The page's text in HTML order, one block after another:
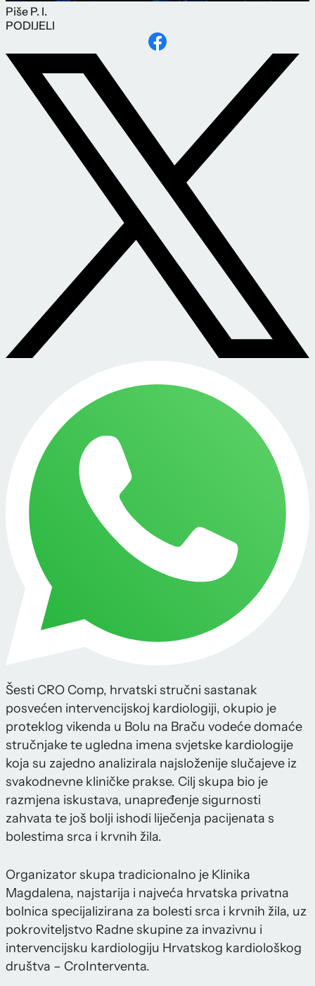
Piše P. I.
PODIJELI
Šesti CRO Comp, hrvatski stručni sastanak
posvećen intervencijskoj kardiologiji, okupio je
proteklog vikenda u Bolu na Braču vodeće domaće
stručnjake te ugledna imena svjetske kardiologije
koja su zajedno analizirala najsloženije slučajeve iz
svakodnevne kliničke prakse. Cilj skupa bio je
razmjena iskustava, unapređenje sigurnosti
zahvata te još bolji ishodi liječenja pacijenata s
bolestima srca i krvnih žila.
Organizator skupa tradicionalno je Klinika
Magdalena, najstarija i najveća hrvatska privatna
bolnica specijalizirana za bolesti srca i krvnih žila, uz
pokroviteljstvo Radne skupine za invazivnu i
intervencijsku kardiologiju Hrvatskog kardiološkog
društva – CroInterventa.